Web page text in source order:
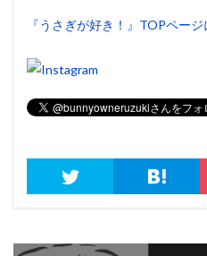
『うさぎが好き！』TOPページ